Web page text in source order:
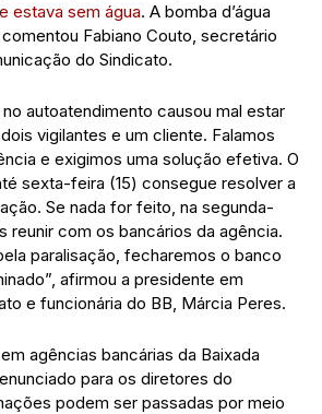
estava sem água. A bomba d’água
Fabiano Couto, secretário
do Sindicato.
autoatendimento causou mal estar
vigilantes e um cliente. Falamos
e exigimos uma solução efetiva. O
sexta-feira (15) consegue resolver a
Se nada for feito, na segunda-
reunir com os bancários da agência.
paralisação, fecharemos o banco
afirmou a presidente em
e funcionária do BB, Márcia Peres.
agências bancárias da Baixada
para os diretores do
podem ser passadas por meio